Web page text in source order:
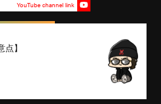
YouTube channel link
点】